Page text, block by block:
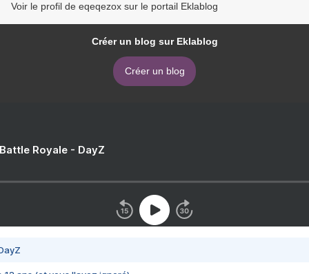
Voir le profil de eqeqezox sur le portail Eklablog
Créer un blog sur Eklablog
Créer un blog
Royale - DayZ